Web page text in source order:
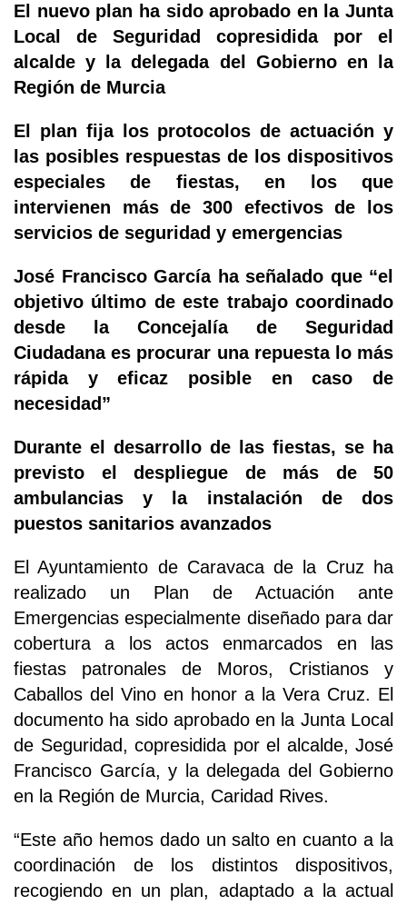
El nuevo plan ha sido aprobado en la Junta
Local de Seguridad copresidida por el
alcalde y la delegada del Gobierno en la
Región de Murcia
El plan fija los protocolos de actuación y
las posibles respuestas de los dispositivos
especiales de fiestas, en los que
intervienen más de 300 efectivos de los
servicios de seguridad y emergencias
José Francisco García ha señalado que “el
objetivo último de este trabajo coordinado
desde la Concejalía de Seguridad
Ciudadana es procurar una repuesta lo más
rápida y eficaz posible en caso de
necesidad”
Durante el desarrollo de las fiestas, se ha
previsto el despliegue de más de 50
ambulancias y la instalación de dos
puestos sanitarios avanzados
El Ayuntamiento de Caravaca de la Cruz ha
realizado un Plan de Actuación ante
Emergencias especialmente diseñado para dar
cobertura a los actos enmarcados en las
fiestas patronales de Moros, Cristianos y
Caballos del Vino en honor a la Vera Cruz. El
documento ha sido aprobado en la Junta Local
de Seguridad, copresidida por el alcalde, José
Francisco García, y la delegada del Gobierno
en la Región de Murcia, Caridad Rives.
“Este año hemos dado un salto en cuanto a la
coordinación de los distintos dispositivos,
recogiendo en un plan, adaptado a la actual